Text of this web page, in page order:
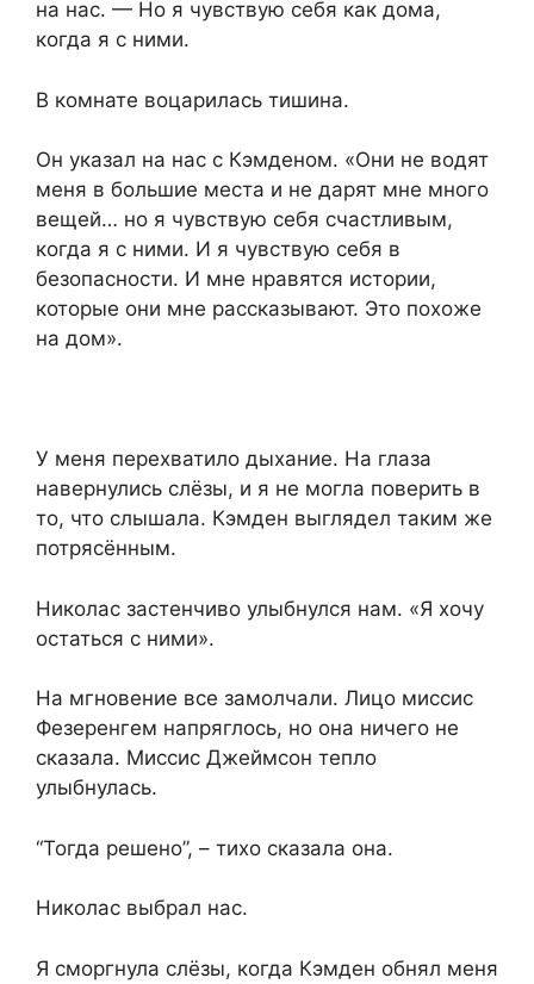
на нас. — Но я чувствую себя как дома,
когда я с ними.
В комнате воцарилась тишина.
Он указал на нас с Кэмденом. «Они не водят
меня в большие места и не дарят мне много
вещей… но я чувствую себя счастливым,
когда я с ними. И я чувствую себя в
безопасности. И мне нравятся истории,
которые они мне рассказывают. Это похоже
на дом».
У меня перехватило дыхание. На глаза
навернулись слёзы, и я не могла поверить в
то, что слышала. Кэмден выглядел таким же
потрясённым.
Николас застенчиво улыбнулся нам. «Я хочу
остаться с ними».
На мгновение все замолчали. Лицо миссис
Фезеренгем напряглось, но она ничего не
сказала. Миссис Джеймсон тепло
улыбнулась.
“Тогда решено”, – тихо сказала она.
Николас выбрал нас.
Я сморгнула слёзы, когда Кэмден обнял меня